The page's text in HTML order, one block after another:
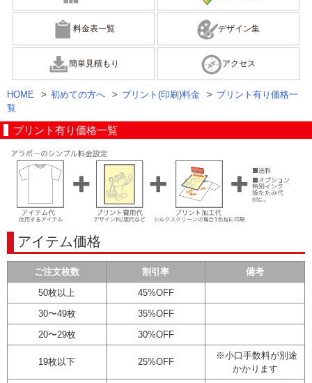
料金表一覧 デザイン集
簡単見積もり アクセス
HOME > 初めての方へ > プリント(印刷)料金 > プリント有り価格一
覧
プリント有り価格一覧
アイテム価格
ご注文枚数 割引率
備考
50枚以上
45%OFF
30〜49枚
35%OFF
20〜29枚
30%OFF
19枚以下 25%OFF
※小口手数料が別途
かかります